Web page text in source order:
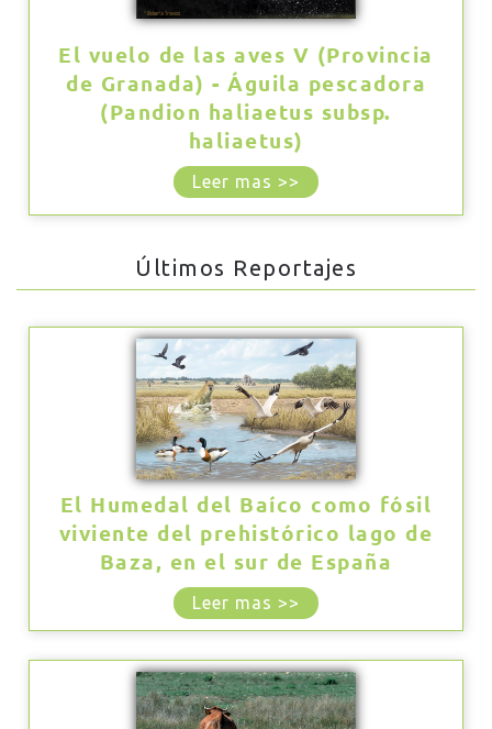
El vuelo de las aves V (Provincia
de Granada) - Águila pescadora
(Pandion haliaetus subsp.
haliaetus)
Leer mas >>
Últimos Reportajes
El Humedal del Baíco como fósil
viviente del prehistórico lago de
Baza, en el sur de España
Leer mas >>